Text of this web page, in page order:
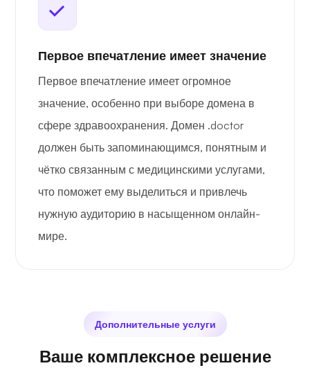
Первое впечатление имеет значение
Первое впечатление имеет огромное
значение, особенно при выборе домена в
сфере здравоохранения. Домен .doctor
должен быть запоминающимся, понятным и
чётко связанным с медицинскими услугами,
что поможет ему выделиться и привлечь
нужную аудиторию в насыщенном онлайн-
мире.
Дополнительные услуги
Ваше комплексное решение